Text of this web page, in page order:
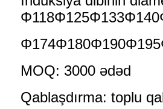
Φ174
MOQ: 3000 ədəd
Qablaşdırma: toplu